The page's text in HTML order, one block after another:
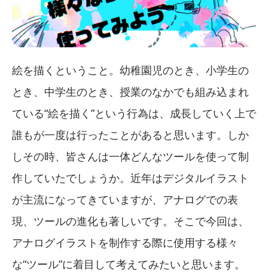
絵を描くということ。幼稚園児のとき、小学生の
とき、中学生のとき、授業のなかでも組み込まれ
ている“絵を描く”という行為は、成長していく上で
誰もが一度は行ったことがあると思います。しか
しその時、皆さんは一体どんなツールを使って制
作していたでしょうか。近年はデジタルイラスト
が主流になってきていますが、アナログでの表
現、ツールの進化も著しいです。そこで今回は、
アナログイラストを制作する際に使用する様々
な“ツール”に着目して考えてみたいと思います。